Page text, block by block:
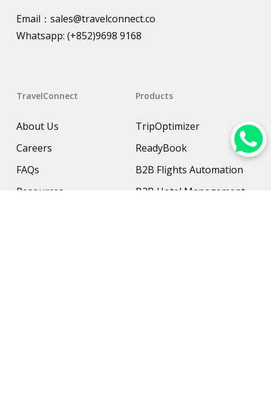
Email： sales@travelconnect.co
Whatsapp: (+852)9698 9168
TravelConnect
About Us
Careers
FAQs
Resources
Products
TripOptimizer
ReadyBook
B2B Flights Automation
B2B Hotel Management